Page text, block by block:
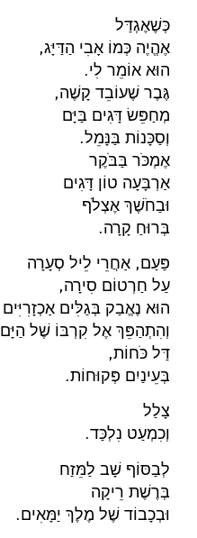
כְּשֶׁאֶגְדַּל
אֶהֱיֶה כְּמוֹ אָבִי הַדַּיָּג,
הוּא אוֹמֵר לִי.
גֶּבֶר שֶׁעוֹבֵד קָשֶׁה,
מְחַפֵּשׂ דָּגִים בַּיָּם
וְסַכָּנוֹת בַּנָּמֵל.
אֶמְכֹּר בַּבֹּקֶר
אַרְבָּעָה טוֹן דָּגִים
וּבַחֹשֶׁךְ אֶצְלֹף
בְּרוּחַ קָרָה.
פַּעַם, אַחֲרֵי לֵיל סְעָרָה
עַל חַרְטוֹם סִירָה,
הוּא נֶאֱבַק בְּגַלִּים אַכְזָרִיִּים
וְהִתְהַפֵּךְ אֶל קִרְבּוֹ שֶׁל הַיָּם
דַּל כֹּחוֹת,
בְּעֵינַיִם פְּקוּחוֹת.
צָלַל
וְכִמְעַט נִלְכַּד.
לְבַסּוֹף שָׁב לַמֵּזַח
בְּרֶשֶׁת רֵיקָה
וּבְכָבוֹד שֶׁל מֶלֶךְ יַמָּאִים.